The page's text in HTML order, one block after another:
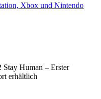
Xbox und Nintendo
Human – Erster
erhältlich